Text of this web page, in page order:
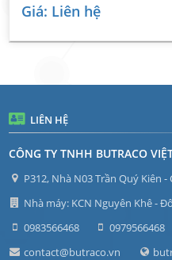
Giá: Liên hệ
LIÊN HỆ
CÔNG TY TNHH BUTRACO
P312, Nhà N03 Trần Quý Kiên -
Nhà máy: KCN Nguyên Khê -
0983566468
0979566468
contact@butraco.vn